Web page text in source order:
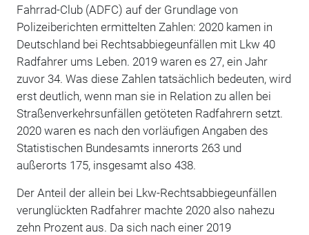
Fahrrad-Club (ADFC) auf der Grundlage von
Polizeiberichten ermittelten Zahlen: 2020 kamen in
Deutschland bei Rechtsabbiegeunfällen mit Lkw 40
Radfahrer ums Leben. 2019 waren es 27, ein Jahr
zuvor 34. Was diese Zahlen tatsächlich bedeuten, wird
erst deutlich, wenn man sie in Relation zu allen bei
Straßenverkehrsunfällen getöteten Radfahrern setzt.
2020 waren es nach den vorläufigen Angaben des
Statistischen Bundesamts innerorts 263 und
außerorts 175, insgesamt also 438.
Der Anteil der allein bei Lkw-Rechtsabbiegeunfällen
verunglückten Radfahrer machte 2020 also nahezu
zehn Prozent aus. Da sich nach einer 2019